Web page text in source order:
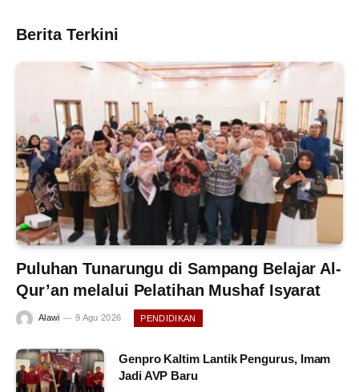
Berita Terkini
Puluhan Tunarungu di Sampang Belajar Al-
Qur’an melalui Pelatihan Mushaf Isyarat
Alawi 9 Agu 2026 PENDIDIKAN
Genpro Kaltim Lantik Pengurus, Imam
Jadi AVP Baru